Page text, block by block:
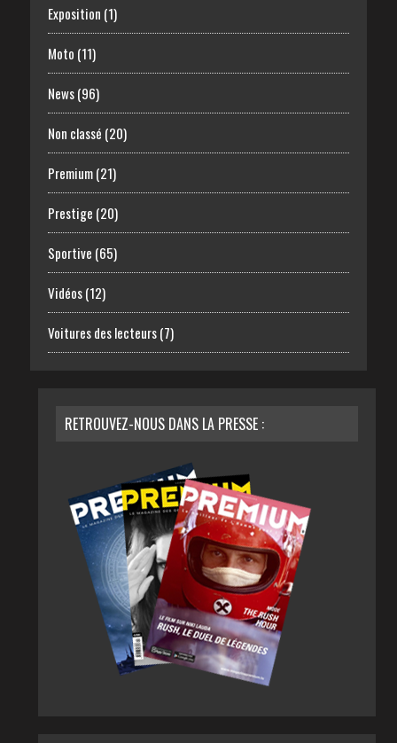
Exposition (1)
Moto (11)
News(96)
Non classé (20)
Premium(21)
Prestige (20)
Sportive (65)
Vidéos(12)
Voitures des lecteurs(7)
RETROUVEZ-NOUS DANS LA PRESSE :